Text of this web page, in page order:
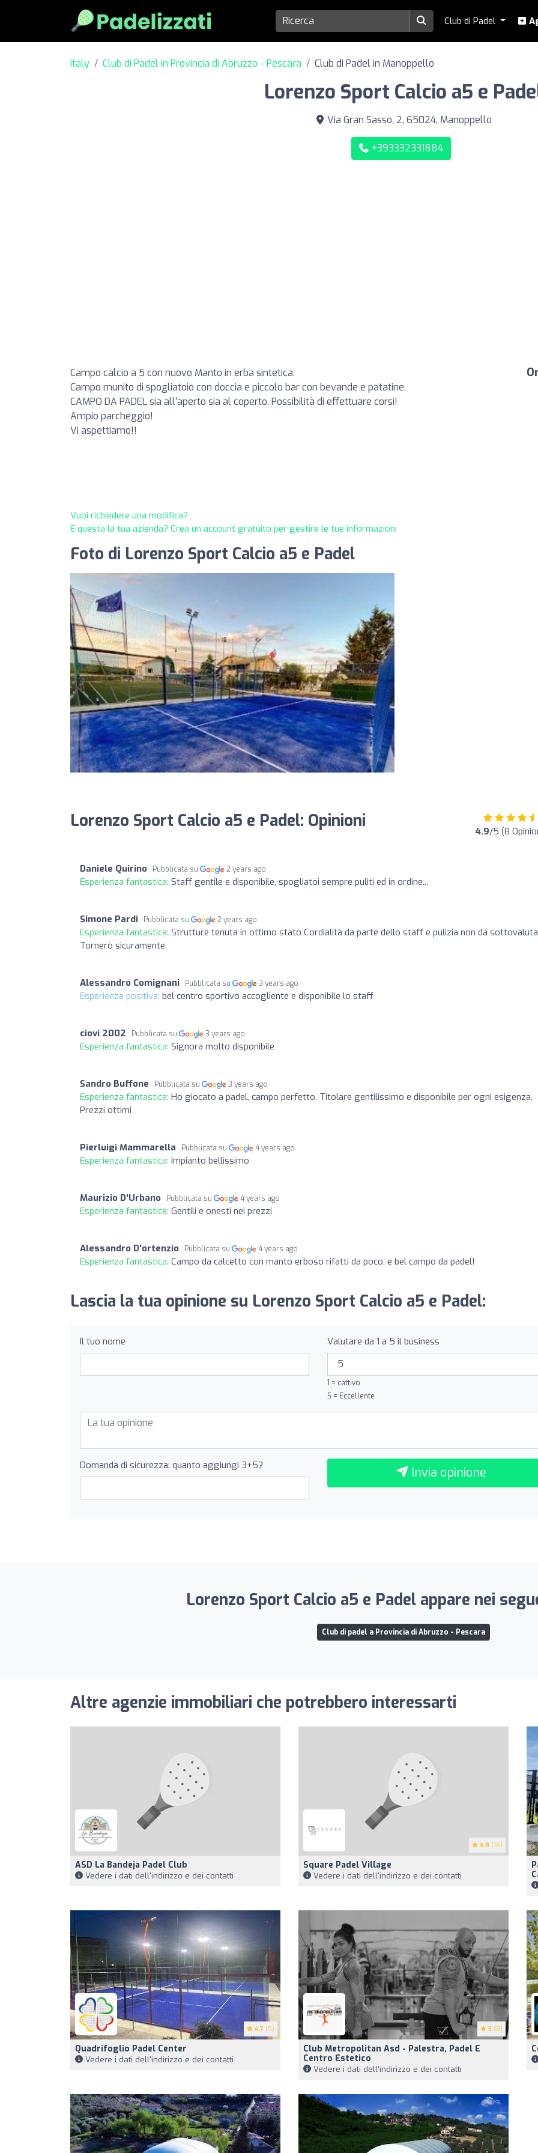
Club di Padel
Italy Club di Padel in Provincia di Abruzzo - Pescara Club di Padel in Manoppello
Lorenzo Sport Calcio a5 e
Via Gran Sasso, 2, 65024, Manoppello
+393332331884
Campo calcio a 5 con nuovo Manto in erba sintetica.
Campo munito di spogliatoio con doccia e piccolo bar con bevande e patatine.
CAMPO DA PADEL sia all’aperto sia al coperto. Possibilità di effettuare corsi!
Ampio parcheggio!
Vi aspettiamo!!
Vuoi richiedere una modifica?
È questa la tua azienda? Crea un account gratuito per gestire le tue informazioni
Foto di Lorenzo Sport Calcio a5 e Padel
Lorenzo Sport Calcio a5 e Padel: Opinioni 4.9/5 (8
Daniele Quirino Pubblicata su 2 years ago
Esperienza fantastica: Staff gentile e disponibile, spogliatoi sempre puliti ed in ordine...
Simone Pardi Pubblicata su 2 years ago
Esperienza fantastica: Strutture tenuta in ottimo stato Cordialità da parte dello staff e pulizia non da
Tornerò sicuramente.
Alessandro Comignani Pubblicata su 3 years ago
Esperienza positiva: bel centro sportivo accogliente e disponibile lo staff
ciovi 2002 Pubblicata su 3 years ago
Esperienza fantastica: Signora molto disponibile
Sandro Buffone Pubblicata su 3 years ago
Esperienza fantastica: Ho giocato a padel, campo perfetto. Titolare gentilissimo e disponibile per ogni esigenza.
Prezzi ottimi
Pierluigi Mammarella Pubblicata su 4 years ago
Esperienza fantastica: Impianto bellissimo
Maurizio D'Urbano Pubblicata su 4 years ago
Esperienza fantastica: Gentili e onesti nei prezzi
Alessandro D'ortenzio Pubblicata su 4 years ago
Esperienza fantastica: Campo da calcetto con manto erboso rifatti da poco, e bel campo da padel!
Lascia la tua opinione su Lorenzo Sport Calcio a5 e Padel:
Il tuo nome Valutare da 1 a 5 il business
1 = cattivo
5 = Eccellente
Domanda di sicurezza: quanto aggiungi 3+5? Invia opinione
Lorenzo Sport Calcio a5 e Padel appare nei
Club di padel a Provincia di Abruzzo - Pescara
Altre agenzie immobiliari che potrebbero interessarti
ASD La Bandeja Padel Club
Vedere i dati dell'indirizzo e dei contatti
4.8 (16)
Square Padel Village
Vedere i dati dell'indirizzo e dei contatti
4.7 (9)
Quadrifoglio Padel Center
Vedere i dati dell'indirizzo e dei contatti
5 (8)
Club Metropolitan Asd - Palestra, Padel E
Centro Estetico
Vedere i dati dell'indirizzo e dei contatti